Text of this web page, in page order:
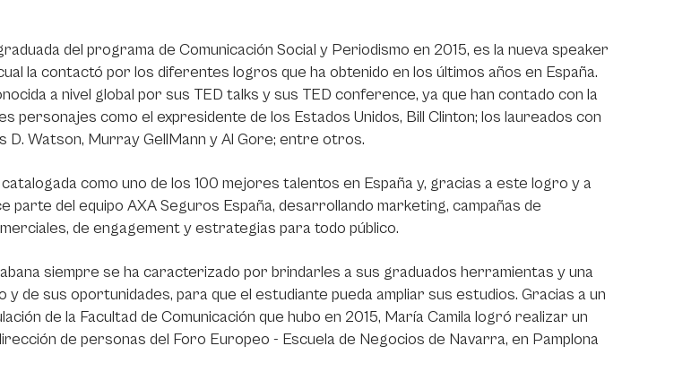
del programa de Comunicación Social y Periodismo en 2015, es la nueva speaker
la contactó por los diferentes logros que ha obtenido en los últimos años en España.
a nivel global por sus TED talks y sus TED conference, ya que han contado con la
personajes como el expresidente de los Estados Unidos, Bill Clinton; los laureados con
D. Watson, Murray GellMann y Al Gore; entre otros.
como uno de los 100 mejores talentos en España y, gracias a este logro y a
parte del equipo AXA Seguros España, desarrollando marketing, campañas de
de engagement y estrategias para todo público.
siempre se ha caracterizado por brindarles a sus graduados herramientas y una
y de sus oportunidades, para que el estudiante pueda ampliar sus estudios. Gracias a un
de la Facultad de Comunicación que hubo en 2015, María Camila logró realizar un
de personas del Foro Europeo - Escuela de Negocios de Navarra, en Pamplona